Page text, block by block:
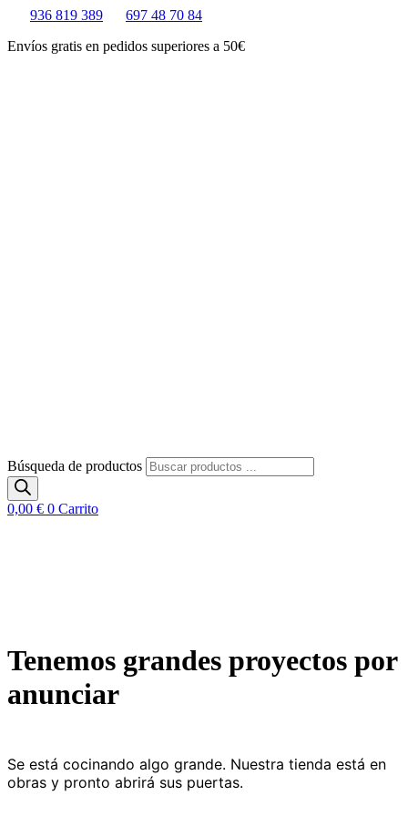
contenido
936 819 389
697 48 70 84
Envíos gratis en pedidos superiores a 50€
Búsqueda de productos
0,00 € 0 Carrito
Tenemos grandes proyectos por
anunciar
Se está cocinando algo grande. Nuestra tienda está en
obras y pronto abrirá sus puertas.